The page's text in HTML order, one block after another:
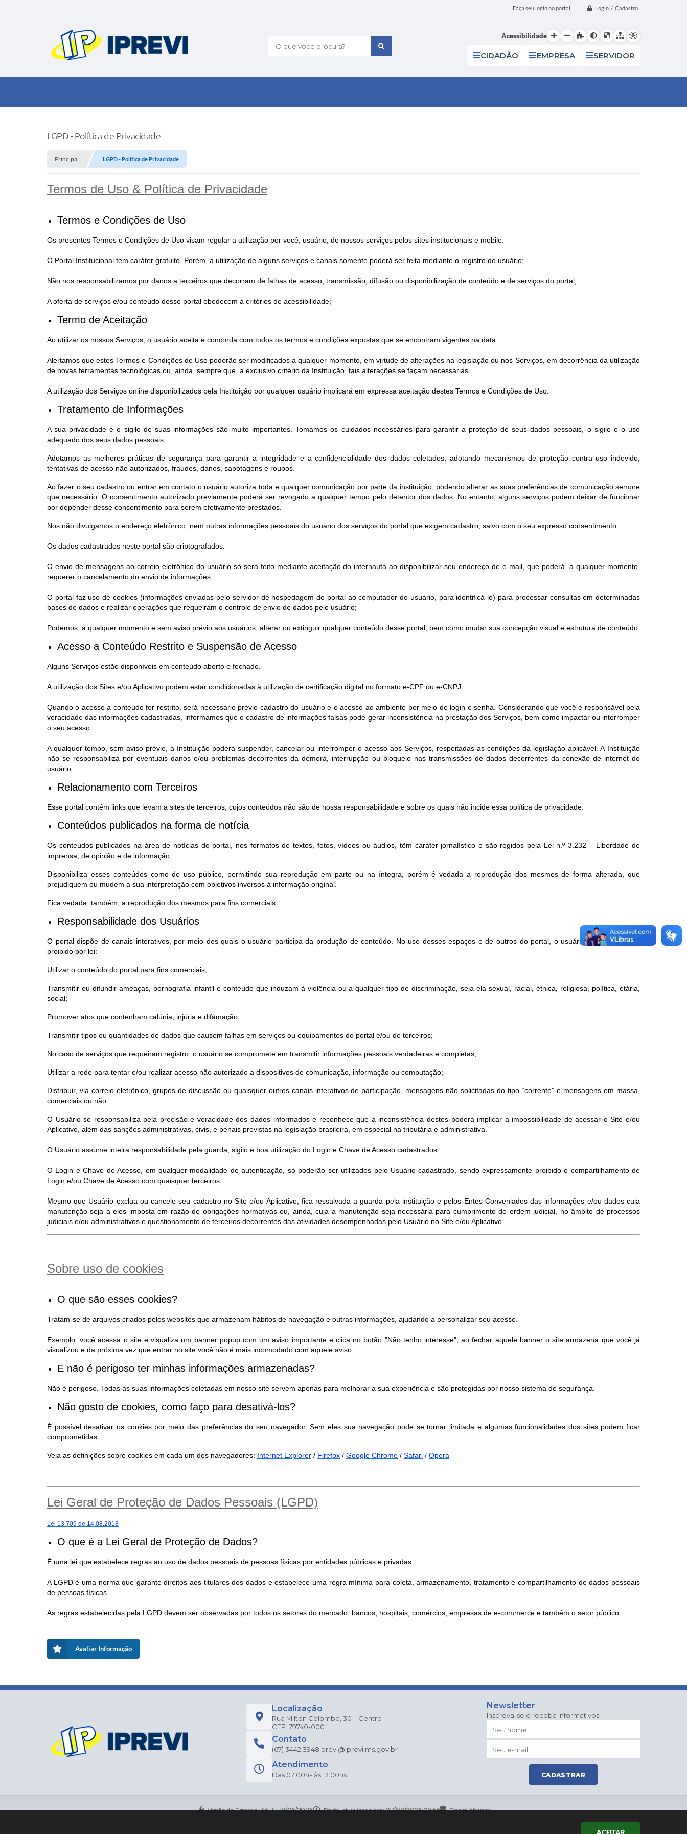
Faça seu login no portal Login / Cadastro
O que voce procura?
Acessibilidade
CIDADÃO EMPRESA SERVIDOR
LGPD - Política de Privacidade
Principal LGPD - Política de Privacidade
Termos de Uso & Política de Privacidade
Termos e Condições de Uso
Os presentes Termos e Condições de Uso visam regular a utilização por você, usuário, de nossos serviços pelos sites institucionais e mobile.
O Portal Institucional tem caráter gratuito. Porém, a utilização de alguns serviços e canais somente poderá ser feita mediante o registro do usuário;
Não nos responsabilizamos por danos a terceiros que decorram de falhas de acesso, transmissão, difusão ou disponibilização de conteúdo e de serviços do portal;
A oferta de serviços e/ou conteúdo desse portal obedecem a critérios de acessibilidade;
Termo de Aceitação
Ao utilizar os nossos Serviços, o usuário aceita e concorda com todos os termos e condições expostas que se encontram vigentes na data.
Alertamos que estes Termos e Condições de Uso poderão ser modificados a qualquer momento, em virtude de alterações na legislação ou nos Serviços, em decorrência da utilização
de novas ferramentas tecnológicas ou, ainda, sempre que, a exclusivo critério da Instituição, tais alterações se façam necessárias.
A utilização dos Serviços online disponibilizados pela Instituição por qualquer usuário implicará em expressa aceitação destes Termos e Condições de Uso.
Tratamento de Informações
A sua privacidade e o sigilo de suas informações são muito importantes. Tomamos os cuidados necessários para garantir a proteção de seus dados pessoais, o sigilo e o uso
adequado dos seus dados pessoais.
Adotamos as melhores práticas de segurança para garantir a integridade e a confidencialidade dos dados coletados, adotando mecanismos de proteção contra uso indevido,
tentativas de acesso não autorizados, fraudes, danos, sabotagens e roubos.
Ao fazer o seu cadastro ou entrar em contato o usuário autoriza toda e qualquer comunicação por parte da instituição, podendo alterar as suas preferências de comunicação sempre
que necessário. O consentimento autorizado previamente poderá ser revogado a qualquer tempo pelo detentor dos dados. No entanto, alguns serviços podem deixar de funcionar
por depender desse consentimento para serem efetivamente prestados.
Nós não divulgamos o endereço eletrônico, nem outras informações pessoais do usuário dos serviços do portal que exigem cadastro, salvo com o seu expresso consentimento.
Os dados cadastrados neste portal são criptografados.
O envio de mensagens ao correio eletrônico do usuário só será feito mediante aceitação do internauta ao disponibilizar seu endereço de e-mail, que poderá, a qualquer momento,
requerer o cancelamento do envio de informações;
O portal faz uso de cookies (informações enviadas pelo servidor de hospedagem do portal ao computador do usuário, para identificá-lo) para processar consultas em determinadas
bases de dados e realizar operações que requeiram o controle de envio de dados pelo usuário;
Podemos, a qualquer momento e sem aviso prévio aos usuários, alterar ou extinguir qualquer conteúdo desse portal, bem como mudar sua concepção visual e estrutura de conteúdo.
Acesso a Conteúdo Restrito e Suspensão de Acesso​
Alguns Serviços estão disponíveis em conteúdo aberto e fechado.
A utilização dos Sites e/ou Aplicativo podem estar condicionadas à utilização de certificação digital no formato e-CPF ou e-CNPJ.
Quando o acesso a conteúdo for restrito, será necessário prévio cadastro do usuário e o acesso ao ambiente por meio de login e senha. Considerando que você é responsável pela
veracidade das informações cadastradas, informamos que o cadastro de informações falsas pode gerar inconsistência na prestação dos Serviços, bem como impactar ou interromper
o seu acesso.
A qualquer tempo, sem aviso prévio, a Instituição poderá suspender, cancelar ou interromper o acesso aos Serviços, respeitadas as condições da legislação aplicável. A Instituição
não se responsabiliza por eventuais danos e/ou problemas decorrentes da demora, interrupção ou bloqueio nas transmissões de dados decorrentes da conexão de internet do
usuário.
Relacionamento com Terceiros
Esse portal contém links que levam a sites de terceiros, cujos conteúdos não são de nossa responsabilidade e sobre os quais não incide essa política de privacidade.
Conteúdos publicados na forma de notícia
Os conteúdos publicados na área de notícias do portal, nos formatos de textos, fotos, vídeos ou áudios, têm caráter jornalístico e são regidos pela Lei n.º 3.232 – Liberdade de
imprensa, de opinião e de informação;
Disponibiliza esses conteúdos como de uso público, permitindo sua reprodução em parte ou na íntegra, porém é vedada a reprodução dos mesmos de forma alterada, que
prejudiquem ou mudem a sua interpretação com objetivos inversos à informação original.
Fica vedada, também, a reprodução dos mesmos para fins comerciais.
Responsabilidade dos Usuários
O portal dispõe de canais interativos, por meio dos quais o usuário participa da produção de conteúdo. No uso desses espaços e de outros do portal, o usuário concorda que é
proibido por lei:
Utilizar o conteúdo do portal para fins comerciais;
Transmitir ou difundir ameaças, pornografia infantil e conteúdo que induzam à violência ou a qualquer tipo de discriminação, seja ela sexual, racial, étnica, religiosa, política, etária,
social;
Promover atos que contenham calúnia, injúria e difamação;
Transmitir tipos ou quantidades de dados que causem falhas em serviços ou equipamentos do portal e/ou de terceiros;
No caso de serviços que requeiram registro, o usuário se compromete em transmitir informações pessoais verdadeiras e completas;
Utilizar a rede para tentar e/ou realizar acesso não autorizado a dispositivos de comunicação, informação ou computação;
Distribuir, via correio eletrônico, grupos de discussão ou quaisquer outros canais interativos de participação, mensagens não solicitadas do tipo “corrente” e mensagens em massa,
comerciais ou não.
O Usuário se responsabiliza pela precisão e veracidade dos dados informados e reconhece que a inconsistência destes poderá implicar a impossibilidade de acessar o Site e/ou
Aplicativo, além das sanções administrativas, civis, e penais previstas na legislação brasileira, em especial na tributária e administrativa.
O Usuário assume inteira responsabilidade pela guarda, sigilo e boa utilização do Login e Chave de Acesso cadastrados.
O Login e Chave de Acesso, em qualquer modalidade de autenticação, só poderão ser utilizados pelo Usuário cadastrado, sendo expressamente proibido o compartilhamento de
Login e/ou Chave de Acesso com quaisquer terceiros.
Mesmo que Usuário exclua ou cancele seu cadastro no Site e/ou Aplicativo, fica ressalvada a guarda pela instituição e pelos Entes Conveniados das informações e/ou dados cuja
manutenção seja a eles imposta em razão de obrigações normativas ou, ainda, cuja a manutenção seja necessária para cumprimento de ordem judicial, no âmbito de processos
judiciais e/ou administrativos e questionamento de terceiros decorrentes das atividades desempenhadas pelo Usuário no Site e/ou Aplicativo.
Sobre uso de cookies
O que são esses cookies?
Tratam-se de arquivos criados pelos websites que armazenam hábitos de navegação e outras informações, ajudando a personalizar seu acesso.
Exemplo: você acessa o site e visualiza um banner popup com um aviso importante e clica no botão "Não tenho interesse", ao fechar aquele banner o site armazena que você já
visualizou e da próxima vez que entrar no site você não é mais incomodado com aquele aviso.
E não é perigoso ter minhas informações armazenadas?
Não é perigoso. Todas as suas informações coletadas em nosso site servem apenas para melhorar a sua experiência e são protegidas por nosso sistema de segurança.
Não gosto de cookies, como faço para desativá-los?
É possível desativar os cookies por meio das preferências do seu navegador. Sem eles sua navegação pode se tornar limitada e algumas funcionalidades dos sites podem ficar
comprometidas.
Veja as definições sobre cookies em cada um dos navegadores: Internet Explorer / Firefox / Google Chrome / Safari / Opera
Lei Geral de Proteção de Dados Pessoais (LGPD)
Lei 13.709 de 14.08.2018
O que é a Lei Geral de Proteção de Dados?
É uma lei que estabelece regras ao uso de dados pessoais de pessoas físicas por entidades públicas e privadas.
A LGPD é uma norma que garante direitos aos titulares dos dados e estabelece uma regra mínima para coleta, armazenamento, tratamento e compartilhamento de dados pessoais
de pessoas físicas.
As regras estabelecidas pela LGPD devem ser observadas por todos os setores do mercado: bancos, hospitais, comércios, empresas de e-commerce e também o setor público.
Avaliar Informação
Localização
Rua Milton Colombo, 30 – Centro
CEP: 79740-000
Contato
(67) 3442 3948iprevi@iprevi.ms.gov.br
Atendimento
Das 07:00hs às 13:00hs
Newsletter
Inscreva-se e receba informativos
CADASTRAR
Versão do Sistema:3.5.3 - 19/06/2026 Portal atualizado em:07/08/2026 09:56 Dados Abertos